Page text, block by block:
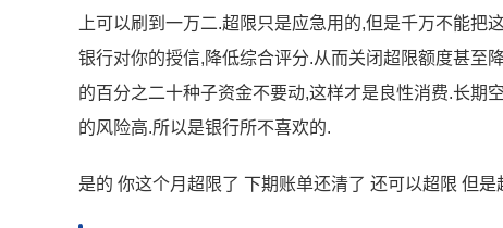
上可以刷到一万二.超限只是应急用的,但是千万不能
银行对你的授信,降低综合评分.从而关闭超限额度甚至
的百分之二十种子资金不要动,这样才是良性消费.长期
的风险高.所以是银行所不喜欢的.
是的 你这个月超限了 下期账单还清了 还可以超限 但是